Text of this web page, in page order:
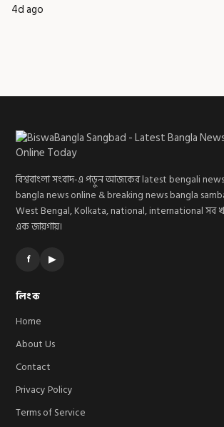
4d ago
বিশ্ববাংলা সংবাদ-এ পড়ুন আজকের latest bengali
bangla news online & breaking news bangla
West Bengal, Kolkata, national, international সব
এক জায়গায়।
f ▶
লিংক
Home
About Us
Contact
Privacy Policy
Terms of Service